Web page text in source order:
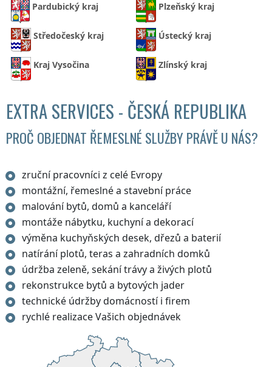
Pardubický kraj Plzeňský kraj
Středočeský kraj Ústecký kraj
Kraj Vysočina Zlínský kraj
EXTRA SERVICES - ČESKÁ REPUBLIKA
PROČ OBJEDNAT ŘEMESLNÉ SLUŽBY PRÁVĚ U NÁS?
zruční pracovníci z celé Evropy
montážní, řemeslné a stavební práce
malování bytů, domů a kanceláří
montáže nábytku, kuchyní a dekorací
výměna kuchyňských desek, dřezů a baterií
natírání plotů, teras a zahradních domků
údržba zeleně, sekání trávy a živých plotů
rekonstrukce bytů a bytových jader
technické údržby domácností i firem
rychlé realizace Vašich objednávek